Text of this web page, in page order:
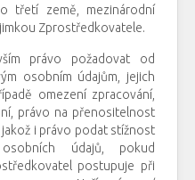
třetí země, mezinárodní
Zprostředkovatele.
právo požadovat od
osobním údajům, jejich
omezení zpracování,
právo na přenositelnost
i právo podat stížnost
údajů, pokud
postupuje při